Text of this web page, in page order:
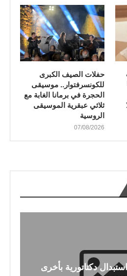
​حفلات الصيف الكبرى
للكونسرفتوار.. موسيقى
الحجرة في برمانا الغابة مع
ثلاثي عبقرية الموسيقى
الروسية
07/08/2026
دكتاتورية بأخرى